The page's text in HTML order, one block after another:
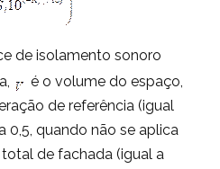
de isolamento sonoro
é o volume do espaço,
de referência (igual
0,5, quando não se aplica
total de fachada (igual a